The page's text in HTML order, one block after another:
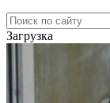
Загрузка